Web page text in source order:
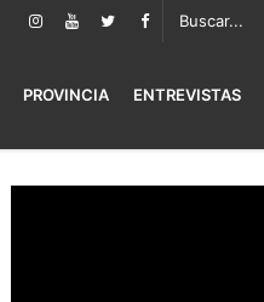
PROVINCIA ENTREVISTAS